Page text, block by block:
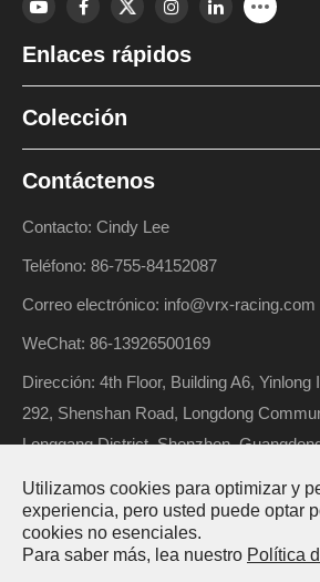
Enlaces rápidos
Colección
Contáctenos
Contacto: Cindy Lee
Teléfono: 86-755-84152087
Correo electrónico: info@vrx-racing.com
WeChat: 86-13926500169
Dirección: 4th Floor, Building A6, Yinlong
292, Shenshan Road, Longdong
Longgang District, Shenzhen,
Derechos de autor © Riverhobby Tech
Todos los derechos reservados.
Utilizamos cookies para optimizar y
experiencia, pero usted puede optar
cookies no esenciales.
Para saber más, lea nuestro Política